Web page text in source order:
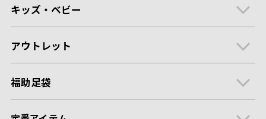
キッズ・ベビー
アウトレット
福助足袋